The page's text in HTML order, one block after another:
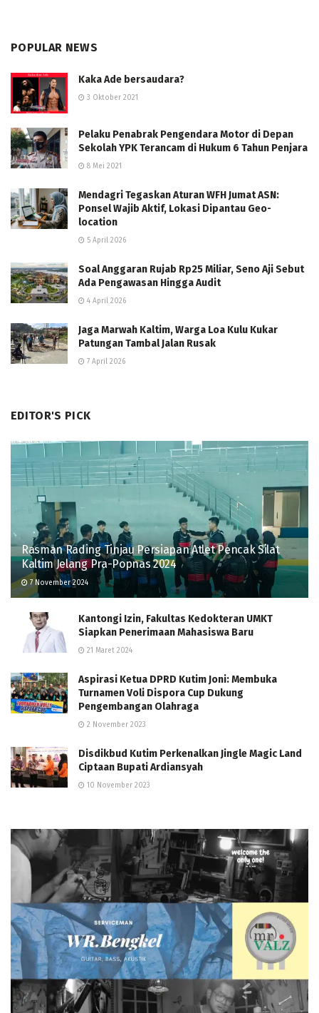
POPULAR NEWS
Kaka Ade bersaudara?
3 Oktober 2021
Pelaku Penabrak Pengendara Motor di Depan
Sekolah YPK Terancam di Hukum 6 Tahun Penjara
8 Mei 2021
Mendagri Tegaskan Aturan WFH Jumat ASN:
Ponsel Wajib Aktif, Lokasi Dipantau Geo-
location
5 April 2026
Soal Anggaran Rujab Rp25 Miliar, Seno Aji Sebut
Ada Pengawasan Hingga Audit
4 April 2026
Jaga Marwah Kaltim, Warga Loa Kulu Kukar
Patungan Tambal Jalan Rusak
7 April 2026
EDITOR'S PICK
Rasman Rading Tinjau Persiapan Atlet Pencak Silat
Kaltim Jelang Pra-Popnas 2024
7 November 2024
Kantongi Izin, Fakultas Kedokteran UMKT
Siapkan Penerimaan Mahasiswa Baru
21 Maret 2024
Aspirasi Ketua DPRD Kutim Joni: Membuka
Turnamen Voli Dispora Cup Dukung
Pengembangan Olahraga
2 November 2023
Disdikbud Kutim Perkenalkan Jingle Magic Land
Ciptaan Bupati Ardiansyah
10 November 2023